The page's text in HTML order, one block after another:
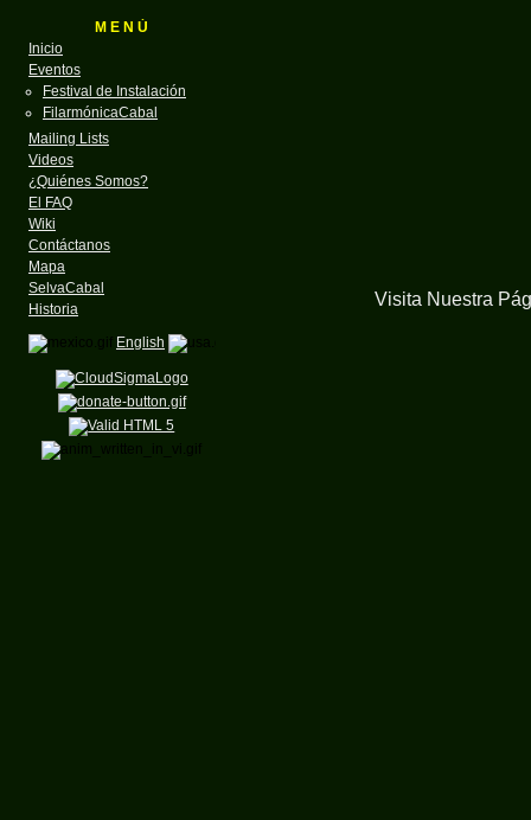
M E N Ú
Inicio
Eventos
Festival de Instalación
FilarmónicaCabal
Mailing Lists
Videos
¿Quiénes Somos?
El FAQ
Wiki
Contáctanos
Mapa
SelvaCabal
Historia
English
Visita Nuestra